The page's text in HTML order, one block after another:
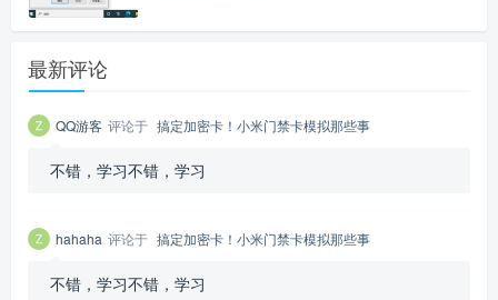
最新评论
QQ游客 评论于 搞定加密卡！小米门禁卡模拟那些事
不错，学习不错，学习
hahaha 评论于 搞定加密卡！小米门禁卡模拟那些事
不错，学习不错，学习